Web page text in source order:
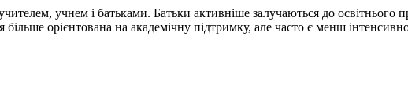
учнем і батьками. Батьки активніше залучаються до освітнього
орієнтована на академічну підтримку, але часто є менш